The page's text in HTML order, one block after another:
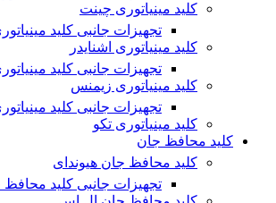
کلید مینیاتوری چینت
تجهیزات جانبی کلید
کلید مینیاتوری اشنایدر
تجهیزات جانبی کلید
کلید مینیاتوری زیمنس
تجهیزات جانبی کلید
کلید مینیاتوری تکو
کلید محافظ جان
کلید محافظ جان هیوندای
تجهیزات جانبی کلید محافظ